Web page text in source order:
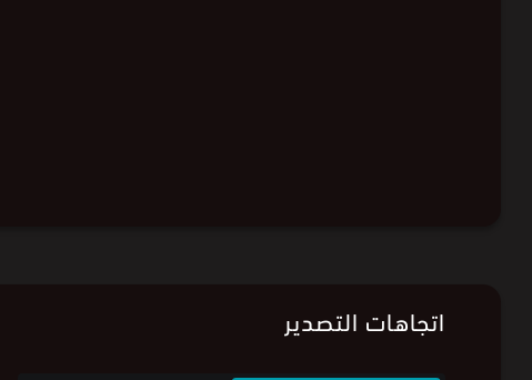
اتجاهات التصدير